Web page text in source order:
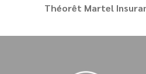
Théorêt Martel